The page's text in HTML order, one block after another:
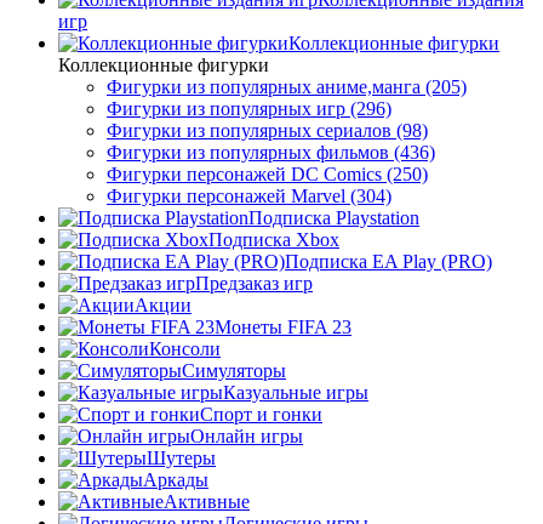
игр
Коллекционные фигурки
Коллекционные фигурки
Фигурки из популярных аниме,манга (205)
Фигурки из популярных игр (296)
Фигурки из популярных сериалов (98)
Фигурки из популярных фильмов (436)
Фигурки персонажей DC Comics (250)
Фигурки персонажей Marvel (304)
Подписка Playstation
Подписка Xbox
Подписка EA Play (PRO)
Предзаказ игр
Акции
Монеты FIFA 23
Консоли
Симуляторы
Казуальные игры
Спорт и гонки
Онлайн игры
Шутеры
Аркады
Активные